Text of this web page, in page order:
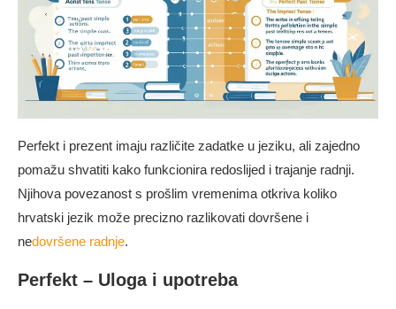
Perfekt i prezent imaju različite zadatke u jeziku, ali zajedno
pomažu shvatiti kako funkcionira redoslijed i trajanje radnji.
Njihova povezanost s prošlim vremenima otkriva koliko
hrvatski jezik može precizno razlikovati dovršene i
nedovršene radnje.
Perfekt – Uloga i upotreba